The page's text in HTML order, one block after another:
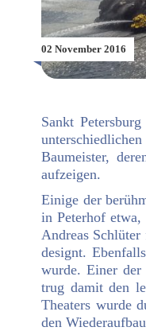
02 November 2016
Sankt
Baumeister,
aufzeigen.
Einige der
in Peterhof etwa,
Andreas
designt.
wurde. Einer
trug damit den
Theaters wurde
den